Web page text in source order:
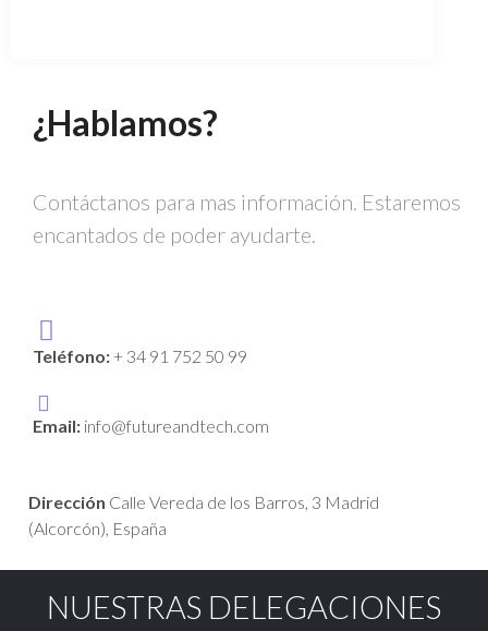
¿Hablamos?
Contáctanos para mas información. Estaremos
encantados de poder ayudarte.
Teléfono:+ 34 91 752 50 99
Email: info@futureandtech.com
Dirección Calle Vereda de los Barros, 3 Madrid
(Alcorcón), España
NUESTRAS DELEGACIONES